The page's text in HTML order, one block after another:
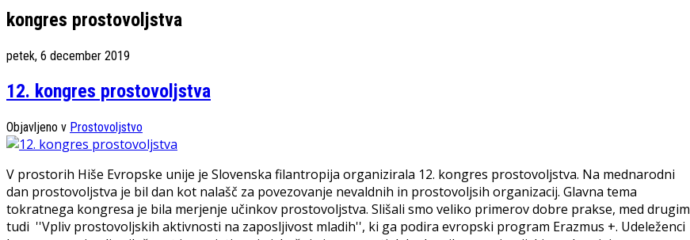
kongres prostovoljstva
petek, 6 december 2019
12. kongres prostovoljstva
Objavljeno v Prostovoljstvo
V prostorih Hiše Evropske unije je Slovenska filantropija organizirala 12. kongres prostovoljstva. Na mednarodni
dan prostovoljstva je bil dan kot nalašč za povezovanje nevaldnih in prostovoljsih organizacij. Glavna tema
tokratnega kongresa je bila merjenje učinkov prostovoljstva. Slišali smo veliko primerov dobre prakse, med drugim
tudi ''Vpliv prostovoljskih aktivnosti na zaposljivost mladih'', ki ga podira evropski program Erazmus +. Udeleženci